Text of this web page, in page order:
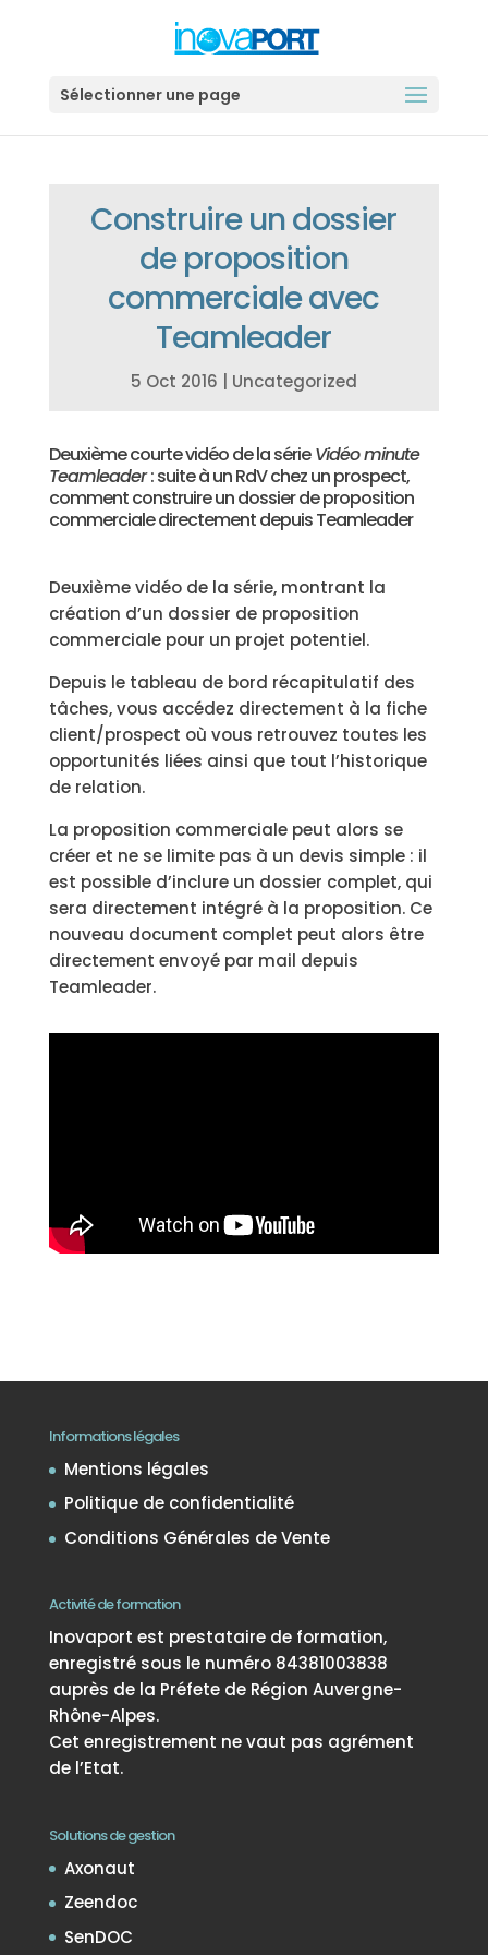
Sélectionner une page
Construire un dossier
de proposition
commerciale avec
Teamleader
5 Oct 2016 Uncategorized
Deuxième courte vidéo de la sérieVidéo minute
Teamleader: suite à un RdV chez un prospect,
comment construire un dossier de proposition
commerciale directement depuis Teamleader
Deuxième vidéo de la série, montrant la
création d’un dossier de proposition
commerciale pour un projet potentiel.
Depuis le tableau de bord récapitulatif des
tâches, vous accédez directement à la fiche
client/prospect où vous retrouvez toutes les
opportunités liées ainsi que tout l’historique
de relation.
La proposition commerciale peut alors se
créer et ne se limite pas à un devis simple : il
est possible d’inclure un dossier complet, qui
sera directement intégré à la proposition. Ce
nouveau document complet peut alors être
directement envoyé par mail depuis
Teamleader.
Informations légales
Mentions légales
Politique de confidentialité
Conditions Générales de Vente
Activité de formation
Inovaport est prestataire de formation,
enregistré sous le numéro 84381003838
auprès de la Préfete de Région Auvergne-
Rhône-Alpes.
Cet enregistrement ne vaut pas agrément
de l’Etat.
Solutions de gestion
Axonaut
Zeendoc
SenDOC